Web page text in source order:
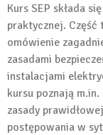
Kurs SEP składa
praktycznej. Część
omówienie
zasadami
instalacjami
kursu poznają
zasady
postępowania w